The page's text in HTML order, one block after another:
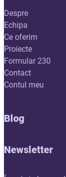
Despre
Echipa
Ce oferim
Proiecte
Formular 230
Contact
Contul meu
Blog
Newsletter